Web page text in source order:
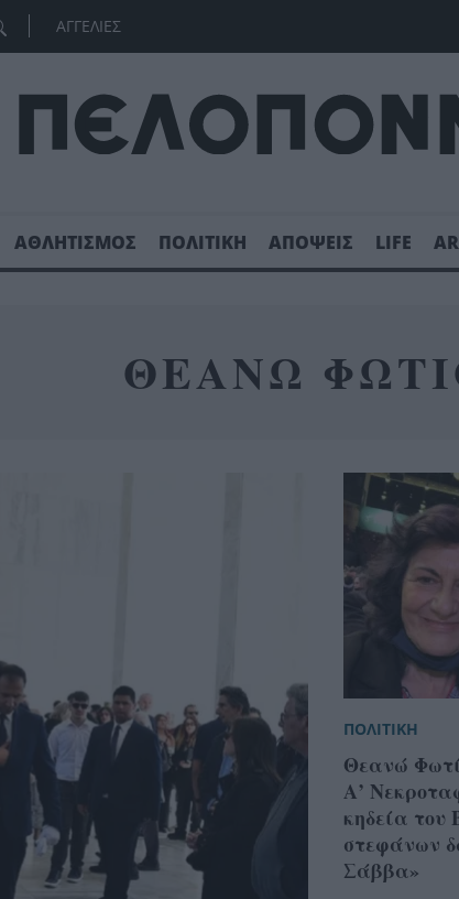
ΑΓΓΕΛΙΕΣ
ΑΘΛΗΤΙΣΜΟΣ ΠΟΛΙΤΙΚΗ ΑΠΟΨΕΙΣ LIFE
ΘΕΑΝΩ
ΠΟΛΙΤΙΚΗ
Θεανώ
Α’
κηδεία του
στεφάνων
Σάββα»